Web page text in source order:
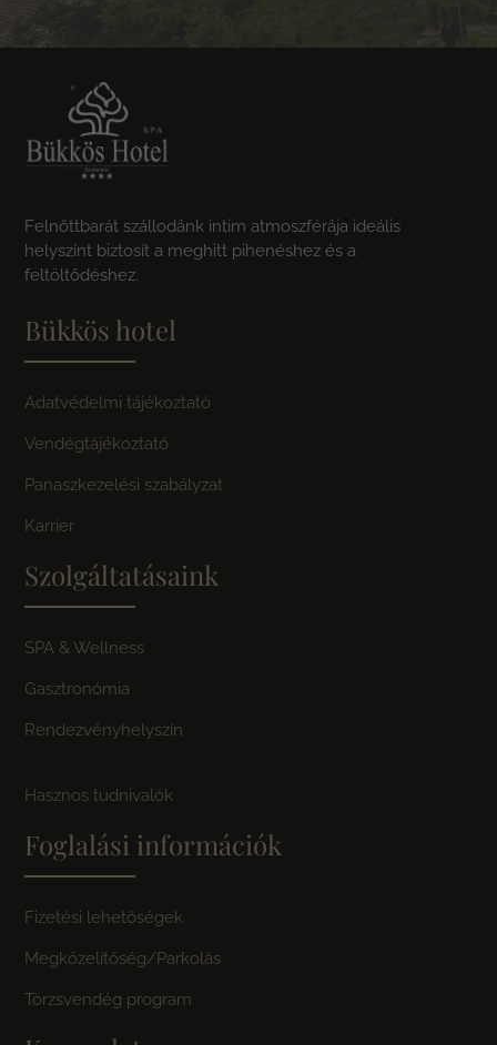
Felnőttbarát szállodánk intim atmoszférája ideális
helyszínt biztosít a meghitt pihenéshez és a
feltöltődéshez.
Bükkös hotel
Adatvédelmi tájékoztató
Vendégtájékoztató
Panaszkezelési szabályzat
Karrier
Szolgáltatásaink
SPA & Wellness
Gasztronómia
Rendezvényhelyszín
Hasznos tudnivalók
Foglalási információk
Fizetési lehetőségek
Megközelítőség/Parkolás
Törzsvendég program